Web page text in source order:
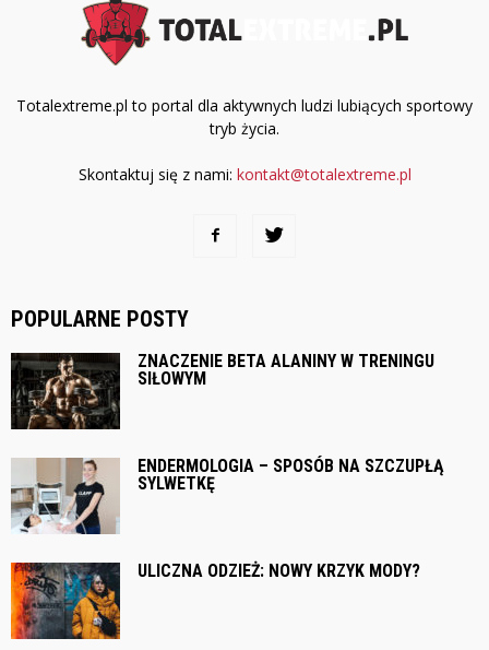
Totalextreme.pl to portal dla aktywnych ludzi lubiących sportowy
tryb życia.
Skontaktuj się z nami: kontakt@totalextreme.pl
POPULARNE POSTY
ZNACZENIE BETA ALANINY W TRENINGU
SIŁOWYM
ENDERMOLOGIA – SPOSÓB NA SZCZUPŁĄ
SYLWETKĘ
ULICZNA ODZIEŻ: NOWY KRZYK MODY?